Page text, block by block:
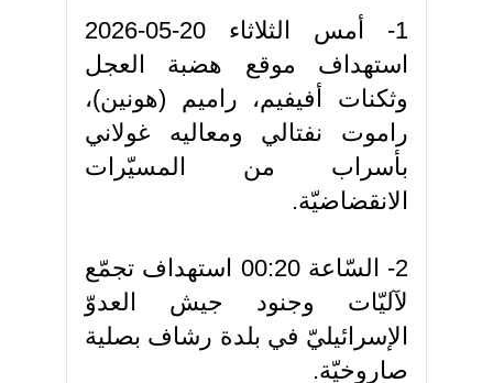
1- أمس الثلاثاء 20-05-2026
استهداف موقع هضبة العجل
وثكنات أفيفيم، راميم (هونين)،
راموت نفتالي ومعاليه غولاني
بأسراب من المسيّرات
الانقضاضيّة.
2- السّاعة 00:20 استهداف تجمّع
لآليّات وجنود جيش العدوّ
الإسرائيليّ في بلدة رشاف بصلية
صاروخيّة.